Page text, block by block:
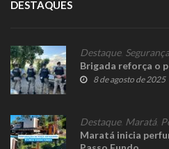
DESTAQUES
Destaque, Segurança
Brigada reforça o
8 de agosto de 2025
Destaque, Maratá,
Maratá inicia